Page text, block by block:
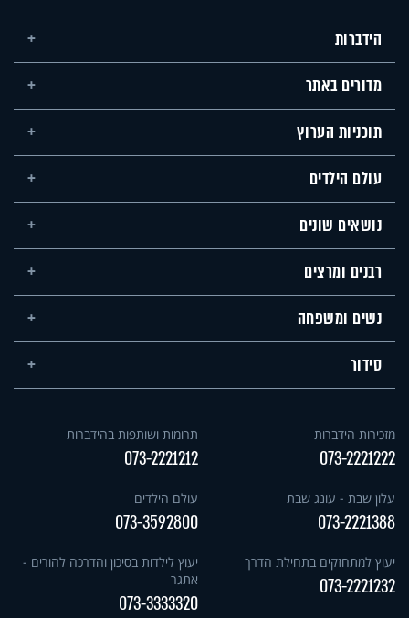
הידברות
מדורים באתר
תוכניות הערוץ
עולם הילדים
נושאים שונים
רבנים ומרצים
נשים ומשפחה
סידור
מזכירות הידברות
073-2221222
תרומות ושותפות בהידברות
073-2221212
עלון שבת - עונג שבת
073-2221388
עולם הילדים
073-3592800
יעוץ למתחזקים בתחילת הדרך
073-2221232
יעוץ לילדות בסיכון והדרכה להורים -
אתגר
073-3333320